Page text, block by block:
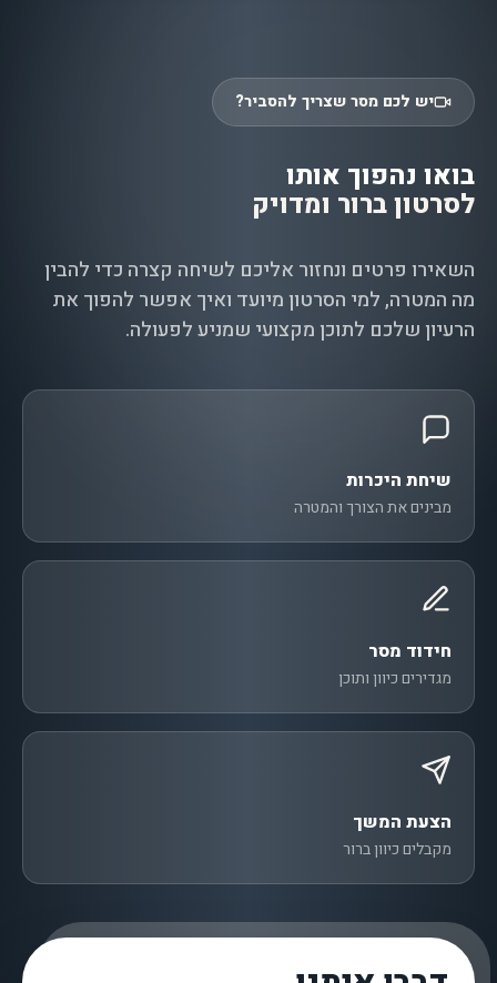
יש לכם מסר שצריך להסביר?
בואו נהפוך אותו
לסרטון ברור ומדויק
השאירו פרטים ונחזור אליכם לשיחה קצרה כדי להבין
מה המטרה, למי הסרטון מיועד ואיך אפשר להפוך את
הרעיון שלכם לתוכן מקצועי שמניע לפעולה.
שיחת היכרות
מבינים את הצורך והמטרה
חידוד מסר
מגדירים כיוון ותוכן
הצעת המשך
מקבלים כיוון ברור